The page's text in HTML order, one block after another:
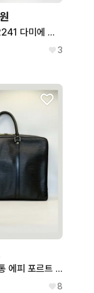
루이비통 N42241 다미에 코발트 서류가방
3
[정품] 루이비통 에피 포르트 도큐멍 보야주 (PDV) 서류가방
8